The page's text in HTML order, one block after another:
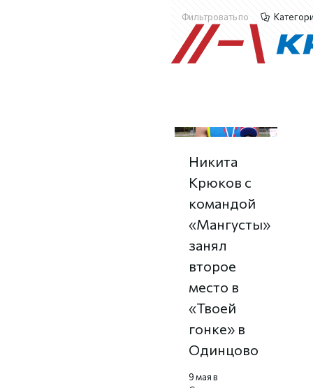
Фильтровать по
Никита
Крюков с
командой
«Мангусты»
занял
второе
место в
«Твоей
гонке» в
Одинцово
9 мая в